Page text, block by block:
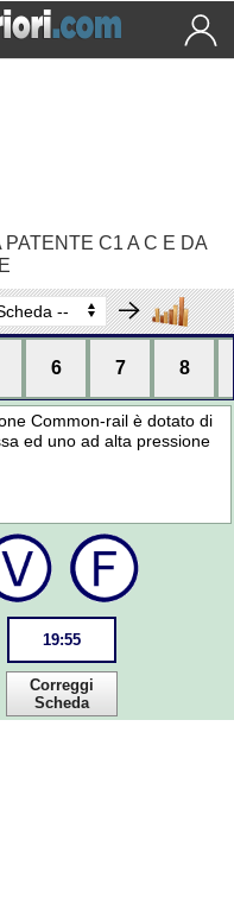
C1 A C E DA
6 7 8
Common-rail è dotato di
ed uno ad alta pressione
19:55
Correggi
Scheda